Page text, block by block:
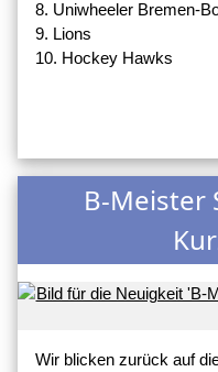
8. Uniwheeler Bremen-
9. Lions
10. Hockey Hawks
B-Meister
Wir blicken zurück auf